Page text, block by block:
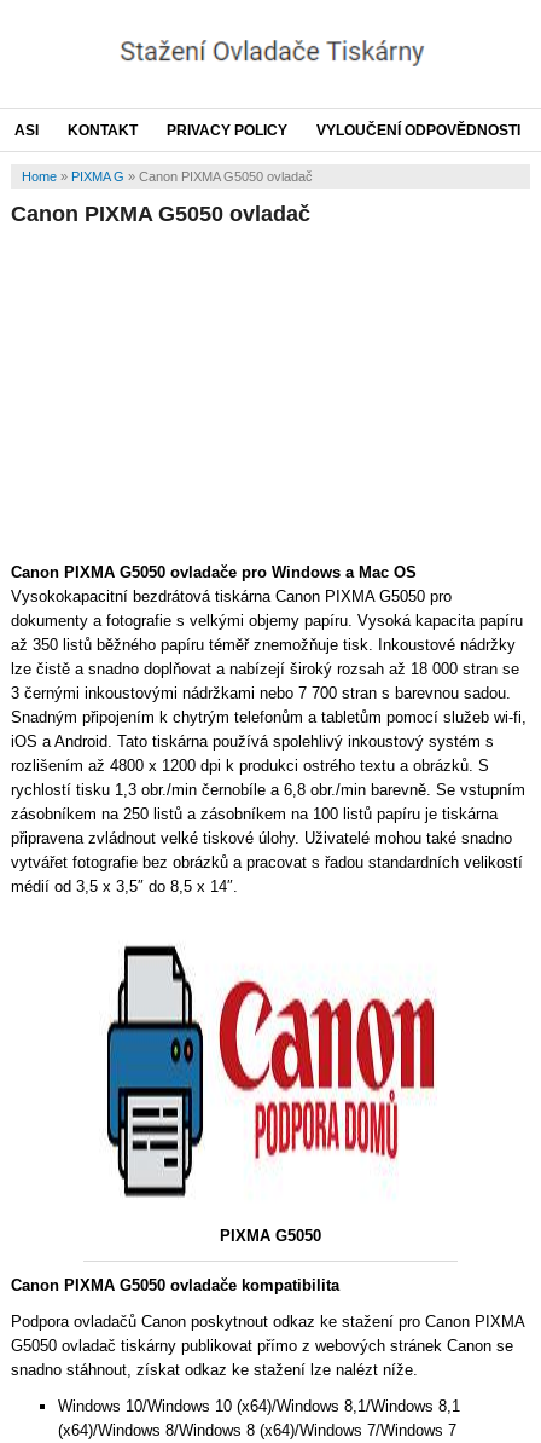
ASI KONTAKT PRIVACY POLICY VYLOUČENÍ ODPOVĚDNOSTI
Home» PIXMA G » Canon PIXMA G5050 ovladač
Canon PIXMA G5050 ovladač
Canon PIXMA G5050 ovladače pro Windows a Mac OS
Vysokokapacitní bezdrátová tiskárna Canon PIXMA G5050 pro
dokumenty a fotografie s velkými objemy papíru. Vysoká kapacita papíru
až 350 listů běžného papíru téměř znemožňuje tisk. Inkoustové nádržky
lze čistě a snadno doplňovat a nabízejí široký rozsah až 18 000 stran se
3 černými inkoustovými nádržkami nebo 7 700 stran s barevnou sadou.
Snadným připojením k chytrým telefonům a tabletům pomocí služeb wi-fi,
iOS a Android. Tato tiskárna používá spolehlivý inkoustový systém s
rozlišením až 4800 x 1200 dpi k produkci ostrého textu a obrázků. S
rychlostí tisku 1,3 obr./min černobíle a 6,8 obr./min barevně. Se vstupním
zásobníkem na 250 listů a zásobníkem na 100 listů papíru je tiskárna
připravena zvládnout velké tiskové úlohy. Uživatelé mohou také snadno
vytvářet fotografie bez obrázků a pracovat s řadou standardních velikostí
médií od 3,5 x 3,5″ do 8,5 x 14″.
PIXMA G5050
Canon PIXMA G5050 ovladače kompatibilita
Podpora ovladačů Canon poskytnout odkaz ke stažení pro Canon PIXMA
G5050 ovladač tiskárny publikovat přímo z webových stránek Canon se
snadno stáhnout, získat odkaz ke stažení lze nalézt níže.
Windows 10/Windows 10 (x64)/Windows 8,1/Windows 8,1
(x64)/Windows 8/Windows 8 (x64)/Windows 7/Windows 7